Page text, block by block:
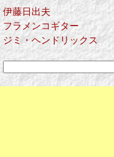
伊藤日出夫
フラメンコギター
ジミ・ヘンドリックス